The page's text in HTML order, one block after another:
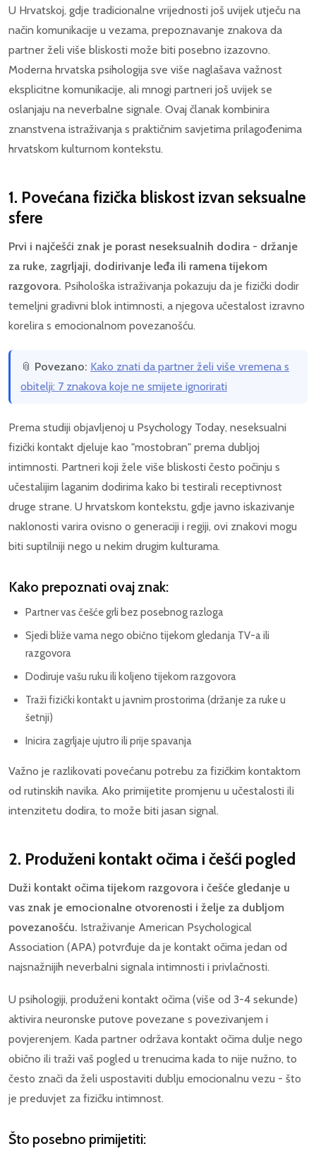
U Hrvatskoj, gdje tradicionalne vrijednosti još uvijek utječu na
način komunikacije u vezama, prepoznavanje znakova da
partner želi više bliskosti može biti posebno izazovno.
Moderna hrvatska psihologija sve više naglašava važnost
eksplicitne komunikacije, ali mnogi partneri još uvijek se
oslanjaju na neverbalne signale. Ovaj članak kombinira
znanstvena istraživanja s praktičnim savjetima prilagođenima
hrvatskom kulturnom kontekstu.
1. Povećana fizička bliskost izvan seksualne
sfere
Prvi i najčešći znak je porast neseksualnih dodira - držanje
za ruke, zagrljaji, dodirivanje leđa ili ramena tijekom
razgovora. Psihološka istraživanja pokazuju da je fizički dodir
temeljni gradivni blok intimnosti, a njegova učestalost izravno
korelira s emocionalnom povezanošću.
📎 Povezano: Kako znati da partner želi više vremena s
obitelji: 7 znakova koje ne smijete ignorirati
Prema studiji objavljenoj u Psychology Today, neseksualni
fizički kontakt djeluje kao "mostobran" prema dubljoj
intimnosti. Partneri koji žele više bliskosti često počinju s
učestalijim laganim dodirima kako bi testirali receptivnost
druge strane. U hrvatskom kontekstu, gdje javno iskazivanje
naklonosti varira ovisno o generaciji i regiji, ovi znakovi mogu
biti suptilniji nego u nekim drugim kulturama.
Kako prepoznati ovaj znak:
Partner vas češće grli bez posebnog razloga
Sjedi bliže vama nego obično tijekom gledanja TV-a ili
razgovora
Dodiruje vašu ruku ili koljeno tijekom razgovora
Traži fizički kontakt u javnim prostorima (držanje za ruke u
šetnji)
Inicira zagrljaje ujutro ili prije spavanja
Važno je razlikovati povećanu potrebu za fizičkim kontaktom
od rutinskih navika. Ako primijetite promjenu u učestalosti ili
intenzitetu dodira, to može biti jasan signal.
2. Produženi kontakt očima i češći pogled
Duži kontakt očima tijekom razgovora i češće gledanje u
vas znak je emocionalne otvorenosti i želje za dubljom
povezanošću. Istraživanje American Psychological
Association (APA) potvrđuje da je kontakt očima jedan od
najsnažnijih neverbalni signala intimnosti i privlačnosti.
U psihologiji, produženi kontakt očima (više od 3-4 sekunde)
aktivira neuronske putove povezane s povezivanjem i
povjerenjem. Kada partner održava kontakt očima dulje nego
obično ili traži vaš pogled u trenucima kada to nije nužno, to
često znači da želi uspostaviti dublju emocionalnu vezu - što
je preduvjet za fizičku intimnost.
Što posebno primijetiti: